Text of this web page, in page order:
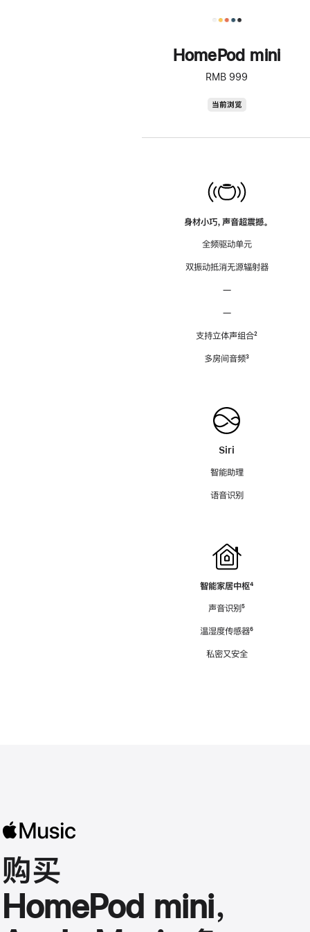
HomePod mini
RMB 999
当前浏览
身材小巧，声音超震撼。
全频驱动单元
双振动抵消无源辐射器
—
—
支持立体声组合脚
²
多房间音频脚
³
Siri
智能助理
语音识别
智能家居中枢脚
⁴
声音识别脚
⁵
温湿度传感器脚
⁶
私密又安全
购买
HomePod mini，